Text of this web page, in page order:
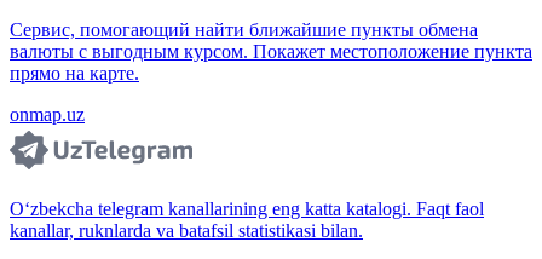
Сервис, помогающий найти ближайшие пункты обмена
валюты с выгодным курсом. Покажет местоположение пункта
прямо на карте.
onmap.uz
O‘zbekcha telegram kanallarining eng katta katalogi. Faqt faol
kanallar, ruknlarda va batafsil statistikasi bilan.